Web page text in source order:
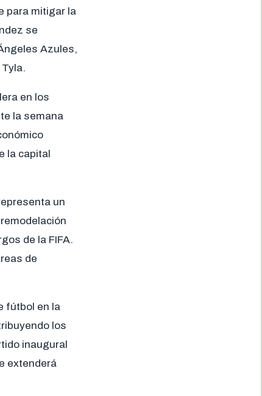
para mitigar la
se
Azules,
en los
la semana
la capital
un
de la FIFA.
de
fútbol en la
los
inaugural
extenderá